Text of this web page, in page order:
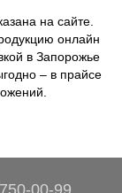
на сайте.
онлайн
в Запорожье
– в прайсе